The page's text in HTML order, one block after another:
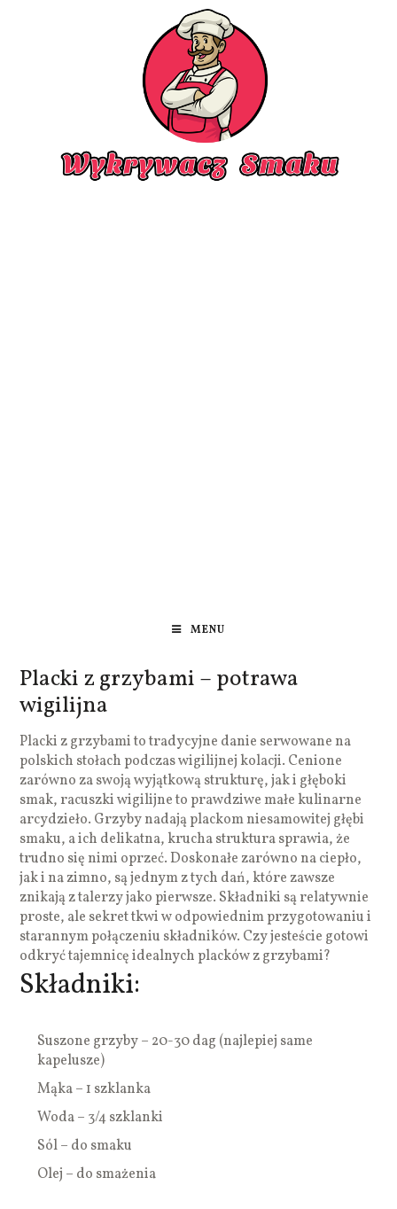
MENU
Placki z grzybami – potrawa
wigilijna
Placki z grzybami to tradycyjne danie serwowane na
polskich stołach podczas wigilijnej kolacji. Cenione
zarówno za swoją wyjątkową strukturę, jak i głęboki
smak, racuszki wigilijne to prawdziwe małe kulinarne
arcydzieło. Grzyby nadają plackom niesamowitej głębi
smaku, a ich delikatna, krucha struktura sprawia, że
trudno się nimi oprzeć. Doskonałe zarówno na ciepło,
jak i na zimno, są jednym z tych dań, które zawsze
znikają z talerzy jako pierwsze. Składniki są relatywnie
proste, ale sekret tkwi w odpowiednim przygotowaniu i
starannym połączeniu składników. Czy jesteście gotowi
odkryć tajemnicę idealnych placków z grzybami?
Składniki:
Suszone grzyby – 20-30 dag (najlepiej same
kapelusze)
Mąka – 1 szklanka
Woda – 3/4 szklanki
Sól – do smaku
Olej – do smażenia